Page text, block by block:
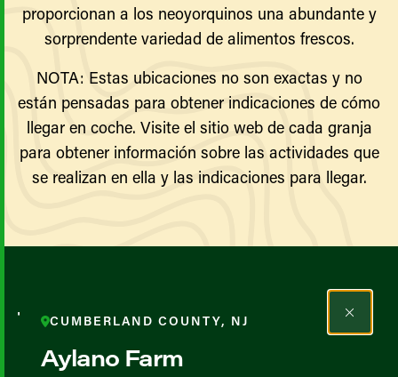
proporcionan a los neoyorquinos una abundante y
sorprendente variedad de alimentos frescos.
NOTA: Estas ubicaciones no son exactas y no
están pensadas para obtener indicaciones de cómo
llegar en coche. Visite el sitio web de cada granja
para obtener información sobre las actividades que
se realizan en ella y las indicaciones para llegar.
Todos los agricultores y
productores
CUMBERLAND COUNTY, NJ
Aylano Farm